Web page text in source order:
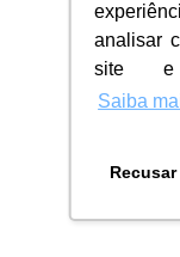
analisar
site e
Saiba